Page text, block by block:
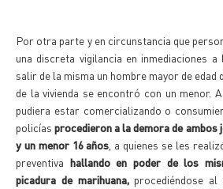
Por otra parte y en circunstancia que
una discreta vigilancia en inmediaciones
salir de la misma un hombre mayor de
de la vivienda se encontró con un menor.
pudiera estar comercializando o
policíasprocedieron a la demora de ambos
y un menor 16 años , a quienes se les
preventiva hallando en poder de los
picadura de marihuana,procediéndose al